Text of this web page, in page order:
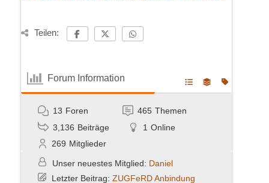
Teilen:
Forum Information
13 Foren 465 Themen
3,136 Beiträge 1 Online
269 Mitglieder
Unser neuestes Mitglied: Daniel
Letzter Beitrag: ZUGFeRD Anbindung